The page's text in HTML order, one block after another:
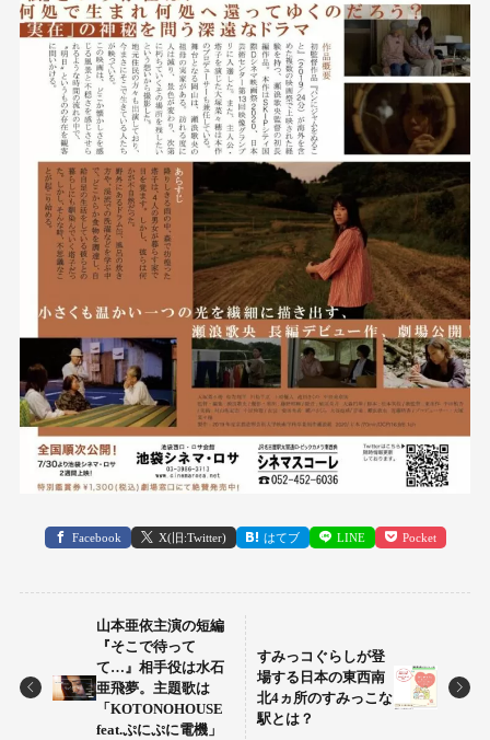
Facebook X(旧:Twitter) はてブ LINE Pocket
山本亜依主演の短編
『そこで待って
て…』相手役は水石
亜飛夢。主題歌は
「KOTONOHOUSE
feat.ぷにぷに電機」
すみっコぐらしが登
場する日本の東西南
北4ヵ所のすみっこな
駅とは？